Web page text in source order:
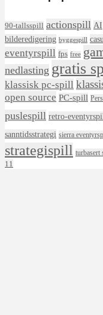
90-tallsspill actionspill AI
bilderedigering byggespill
eventyrspill fps free
nedlasting gratis
klassisk pc-spill
open source PC-spill
puslespill retro-
sanntidsstrategi sierra
strategispill turbasert
11